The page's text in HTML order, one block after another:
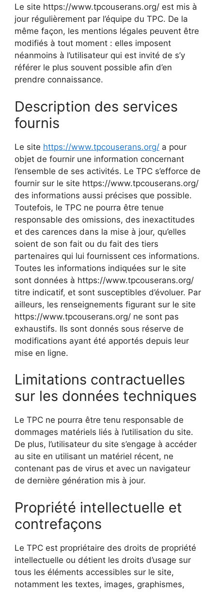
Le site https://www.tpcouserans.org/ est mis à
jour régulièrement par l’équipe du TPC. De la
même façon, les mentions légales peuvent être
modifiés à tout moment : elles imposent
néanmoins à l’utilisateur qui est invité de s’y
référer le plus souvent possible afin d’en
prendre connaissance.
Description des services
fournis
Le site https://www.tpcouserans.org/ a pour
objet de fournir une information concernant
l’ensemble de ses activités. Le TPC s’efforce de
fournir sur le site https://www.tpcouserans.org/
des informations aussi précises que possible.
Toutefois, le TPC ne pourra être tenue
responsable des omissions, des inexactitudes
et des carences dans la mise à jour, qu’elles
soient de son fait ou du fait des tiers
partenaires qui lui fournissent ces informations.
Toutes les informations indiquées sur le site
sont données à https://www.tpcouserans.org/
titre indicatif, et sont susceptibles d’évoluer. Par
ailleurs, les renseignements figurant sur le site
https://www.tpcouserans.org/ ne sont pas
exhaustifs. Ils sont donnés sous réserve de
modifications ayant été apportés depuis leur
mise en ligne.
Limitations contractuelles
sur les données techniques
Le TPC ne pourra être tenu responsable de
dommages matériels liés à l’utilisation du site.
De plus, l’utilisateur du site s’engage à accéder
au site en utilisant un matériel récent, ne
contenant pas de virus et avec un navigateur
de dernière génération mis à jour.
Propriété intellectuelle et
contrefaçons
Le TPC est propriétaire des droits de propriété
intellectuelle ou détient les droits d’usage sur
tous les éléments accessibles sur le site,
notamment les textes, images, graphismes,